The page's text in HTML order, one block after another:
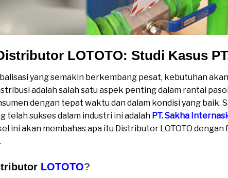
LOTOTO: Studi Kasus
yang semakin berkembang pesat, kebutuhan
adalah salah satu aspek penting dalam rantai
dengan tepat waktu dan dalam kondisi yang baik.
telah sukses dalam industri ini adalah PT. Sakha
ini akan membahas apa itu Distributor LOTOTO dengan
LOTOTO?